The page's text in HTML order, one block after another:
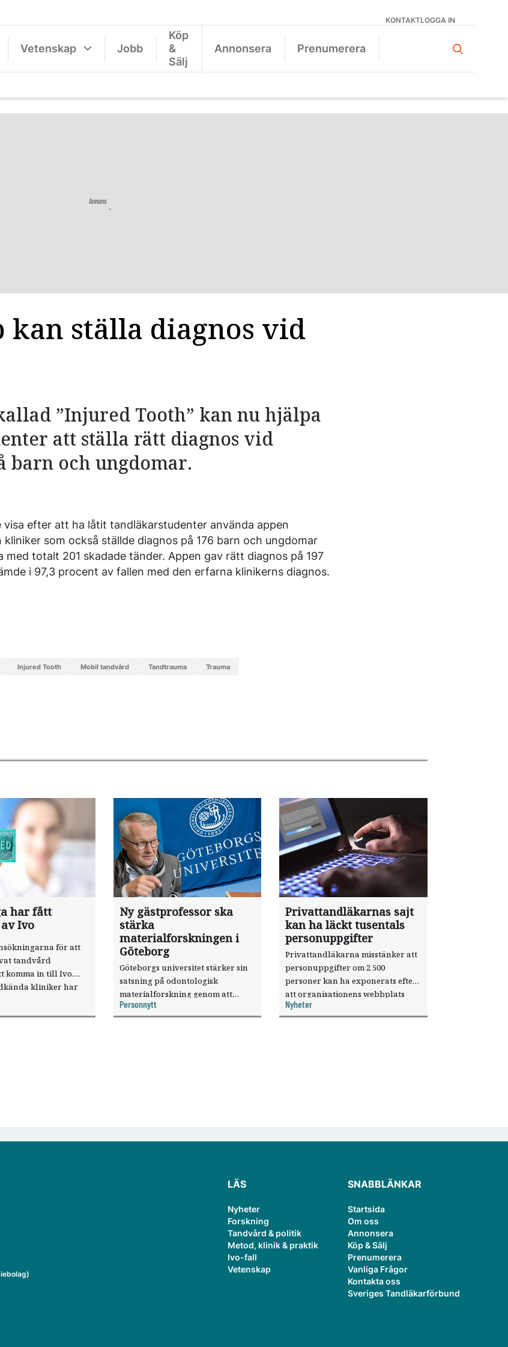
KONTAKTLOGGA IN
Vetenskap Jobb
Köp
&
Sälj
Annonsera Prenumerera
Annons
kan ställa diagnos vid
”Injured Tooth” kan nu hjälpa
att ställa rätt diagnos vid
barn och ungdomar.
visa efter att ha låtit tandläkarstudenter använda appen
som också ställde diagnos på 176 barn och ungdomar
med totalt 201 skadade tänder. Appen gav rätt diagnos på 197
i 97,3 procent av fallen med den erfarna klinikerns diagnos.
Injured Tooth mobil tandvård tandtrauma trauma
har fått
Ivo
för att
tandvård
komma in till Ivo.
kliniker har
siffror.
Ny gästprofessor ska
stärka
materialforskningen i
Göteborg
Göteborgs universitet stärker sin
satsning på odontologisk
materialforskning genom att
knyta forskaren Pekka Vallittu till
verksamheten som gästprofessor.
Personnytt
Privattandläkarnas sajt
kan ha läckt tusentals
personuppgifter
Privattandläkarna misstänker att
personuppgifter om 2 500
personer kan ha exponerats efter
att organisationens webbplats
utnyttjats genom en sårbarhet i ett
publiceringsverktyg.
Nyheter
LÄS
Nyheter
Forskning
Tandvård & politik
Metod, klinik & praktik
Ivo-fall
Vetenskap
SNABBLÄNKAR
Startsida
Om oss
Annonsera
Köp & Sälj
Prenumerera
Vanliga Frågor
Kontakta oss
Sveriges Tandläkarförbund